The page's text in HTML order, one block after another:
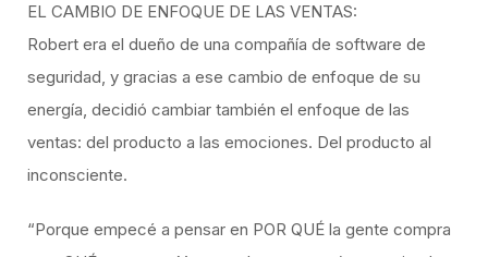
EL CAMBIO DE ENFOQUE DE LAS VENTAS:
Robert era el dueño de una compañía de software de
seguridad, y gracias a ese cambio de enfoque de su
energía, decidió cambiar también el enfoque de las
ventas: del producto a las emociones. Del producto al
inconsciente.
“Porque empecé a pensar en POR QUÉ la gente compra